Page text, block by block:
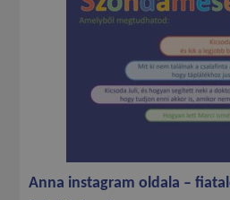
Anna instagram oldala –